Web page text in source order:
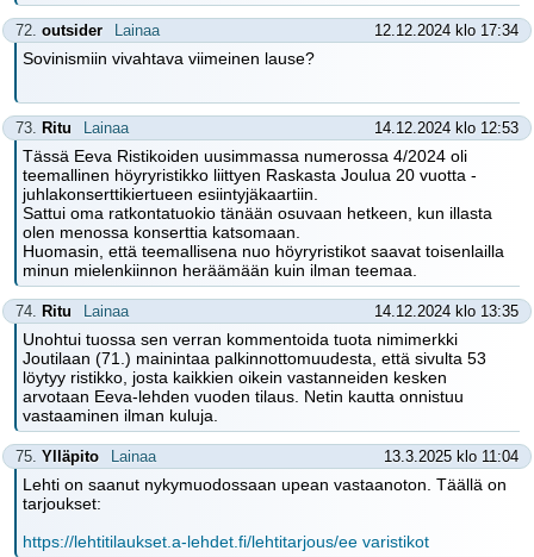
72. outsider Lainaa 12.12.2024 klo 17:34
Sovinismiin vivahtava viimeinen lause?
73. Ritu Lainaa 14.12.2024 klo 12:53
Tässä Eeva Ristikoiden uusimmassa numerossa 4/2024 oli
teemallinen höyryristikko liittyen Raskasta Joulua 20 vuotta -
juhlakonserttikiertueen esiintyjäkaartiin.
Sattui oma ratkontatuokio tänään osuvaan hetkeen, kun illasta
olen menossa konserttia katsomaan.
Huomasin, että teemallisena nuo höyryristikot saavat toisenlailla
minun mielenkiinnon heräämään kuin ilman teemaa.
74. Ritu Lainaa 14.12.2024 klo 13:35
Unohtui tuossa sen verran kommentoida tuota nimimerkki
Joutilaan (71.) mainintaa palkinnottomuudesta, että sivulta 53
löytyy ristikko, josta kaikkien oikein vastanneiden kesken
arvotaan Eeva-lehden vuoden tilaus. Netin kautta onnistuu
vastaaminen ilman kuluja.
75. Ylläpito Lainaa 13.3.2025 klo 11:04
Lehti on saanut nykymuodossaan upean vastaanoton. Täällä on
tarjoukset:
https://lehtitilaukset.a-lehdet.fi/lehtitarjous/ee varistikot